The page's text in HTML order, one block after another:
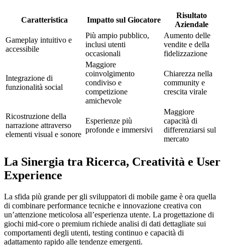
Caratteristica Impatto sul Giocatore
Risultato
Aziendale
Gameplay intuitivo e
accessibile
Più ampio pubblico,
inclusi utenti
occasionali
Aumento delle
vendite e della
fidelizzazione
Integrazione di
funzionalità social
Maggiore
coinvolgimento
condiviso e
competizione
amichevole
Chiarezza nella
community e
crescita virale
Ricostruzione della
narrazione attraverso
elementi visual e sonore
Esperienze più
profonde e immersivi
Maggiore
capacità di
differenziarsi sul
mercato
La Sinergia tra Ricerca, Creatività e User
Experience
La sfida più grande per gli sviluppatori di mobile game è ora quella
di combinare performance tecniche e innovazione creativa con
un’attenzione meticolosa all’esperienza utente. La progettazione di
giochi mid-core o premium richiede analisi di dati dettagliate sui
comportamenti degli utenti, testing continuo e capacità di
adattamento rapido alle tendenze emergenti.